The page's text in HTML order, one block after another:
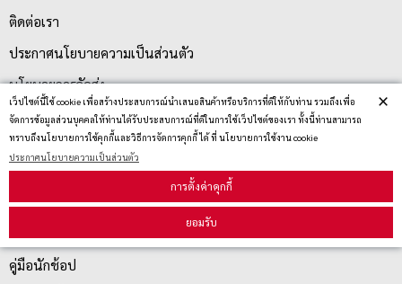
เว็ปไซต์นี้ใช้ cookie เพื่อสร้างประสบการณ์นำเสนอสินค้าหรือบริการที่ดีให้กับท่าน รวมถึงเพื่อ
จัดการข้อมูลส่วนบุคคลให้ท่านได้รับประสบการณ์ที่ดีในการใช้เว็ปไซต์ของเรา ทั้งนี้ท่านสามารถ
ทราบถึงนโยบายการใช้คุกกี้และวิธีการจัดการคุกกี้ ได้ ที่ นโยบายการใช้งาน cookie
ประกาศนโยบายความเป็นส่วนตัว
การตั้งค่าคุกกี้
ยอมรับ
×
ติดต่อเรา
ประกาศนโยบายความเป็นส่วนตัว
นโยบายการจัดส่ง
นโยบายการเปลี่ยน/คืน สินค้า
บริการลูกค้า
คู่มือนักช้อป